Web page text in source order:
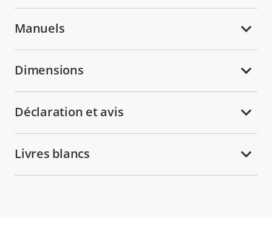
Manuels
Dimensions
Déclaration et avis
Livres blancs